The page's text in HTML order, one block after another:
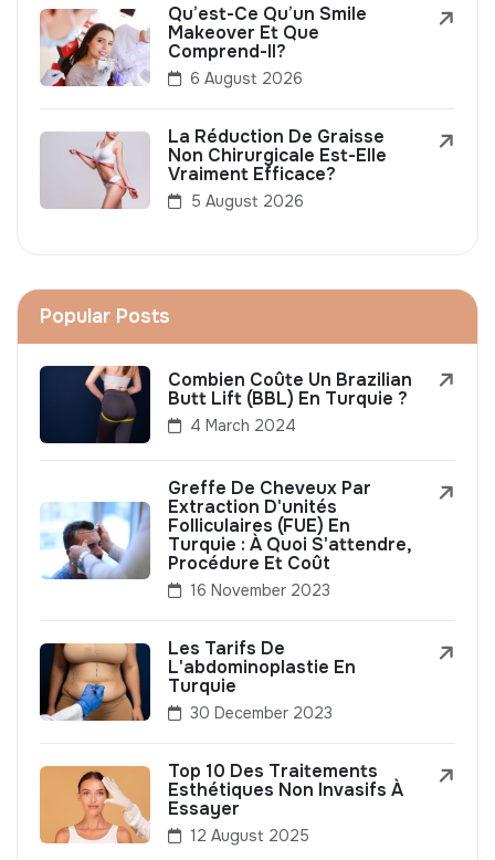
Qu’est-Ce Qu’un Smile
Makeover Et Que
Comprend-Il?
6 August 2026
La Réduction De Graisse
Non Chirurgicale Est-Elle
Vraiment Efficace?
5 August 2026
Popular Posts
Combien Coûte Un Brazilian
Butt Lift (BBL) En Turquie ?
4 March 2024
Greffe De Cheveux Par
Extraction D'unités
Folliculaires (FUE) En
Turquie : À Quoi S'attendre,
Procédure Et Coût
16 November 2023
Les Tarifs De
L'abdominoplastie En
Turquie
30 December 2023
Top 10 Des Traitements
Esthétiques Non Invasifs À
Essayer
12 August 2025